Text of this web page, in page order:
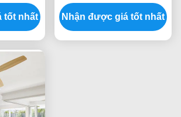
văn
tốt nhất
Ống Ống Ống Ống Ống
Ống Ống Ống Ống Ống
Ống Ống Ống Ống Ống
Nhận được giá tốt nhất